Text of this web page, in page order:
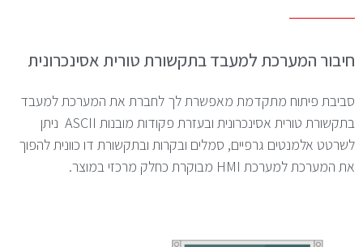
חיבור המערכת למעבד בתקשורת טורית אסינכרונית
סביבת פיתוח מתקדמת מאפשרת לך לחברת את המערכת למעבד
בתקשורת טורית אסינכרונית ובעזרת פקודות מובנות ASCII ניתן
לשרטט אלמנטים גרפיים, סמלים ובקרות ובתקשורת דו כוונית להפוך
את המערכת למערכת HMI מבוקרת כחלק מרכזי במוצר.